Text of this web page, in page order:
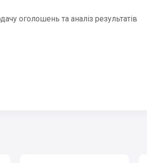
оголошень та аналіз результатів